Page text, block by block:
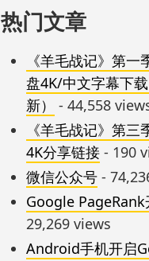
热门文章
《羊毛战记》第
盘4K/中文字幕下
新）
- 44,558
《羊毛战记》第三
4K分享链接- 190
微信公众号-
Google PageRank
29,269 views
Android手机开启